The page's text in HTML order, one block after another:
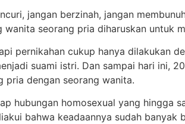
jangan berzinah, jangan
seorang pria diharuskan untuk
pernikahan cukup hanya dilakukan
suami istri. Dan sampai hari ini,
pria dengan seorang wanita.
hubungan homosexual yang hingga
bahwa keadaannya sudah banyak